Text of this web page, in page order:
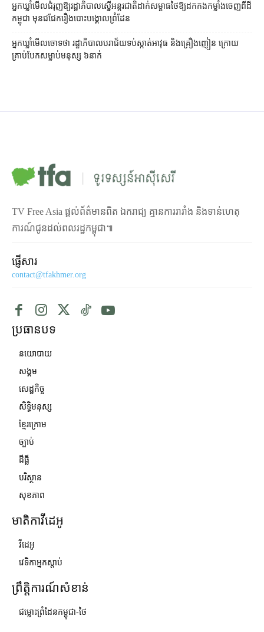
អ្នកឃ្លាំមើល​​ជំរុញ​ឱ្យ​រដ្ឋាភិបាល​​ស្នើ​​អន្តរជាតិ​ដាក់​សម្ពាធ​​ថៃ​ឱ្យ​ដក​កង​កម្លាំង​ចេញ​ពី​ដី​
កម្ពុជា មុន​ជជែក​រឿង​បោះបង្គោល​ព្រំដែន
អ្នកឃ្លាំមើលចោទថា រដ្ឋាភិបាលបរាជ័យទប់ស្កាត់អាវុធ និងគ្រឿងញៀន ក្រោយ
គ្រាប់បែកសម្លាប់មនុស្ស ៦នាក់
TV Free Asia ផ្ដល់ព័ត៌មានពិត ឯករាជ្យ គ្មានការរារាំង និងទាន់ហេតុ
ការណ៍ជូនដល់ពលរដ្ឋកម្ពុជា៕
ផ្ញើសារ
contact@tfakhmer.org
ប្រធានបទ
នយោបាយ
សង្គម
សេដ្ឋកិច្ច
សិទ្ធិមនុស្ស
ខ្មែរក្រោម
ច្បាប់
ដីធ្លី
បរិស្ថាន
សុខភាព
មាតិកាវីដេអូ
វីដេអូ
វេទិកាអ្នកស្ដាប់
ព្រឹត្តិការណ៍សំខាន់
ជម្លោះព្រំដែនកម្ពុជា-ថៃ